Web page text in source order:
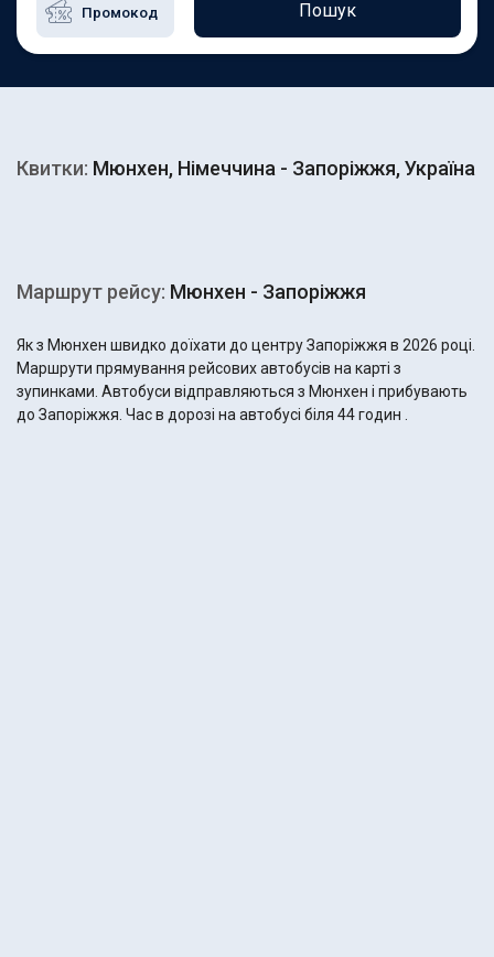
Пошук
Квитки: Мюнхен, Німеччина - Запоріжжя, Україна
Маршрут рейсу: Мюнхен - Запоріжжя
Як з Мюнхен швидко доїхати до центру Запоріжжя в 2026 році.
Маршрути прямування рейсових автобусів на карті з
зупинками. Автобуси відправляються з Мюнхен і прибувають
до Запоріжжя. Час в дорозі на автобусі біля 44 годин .